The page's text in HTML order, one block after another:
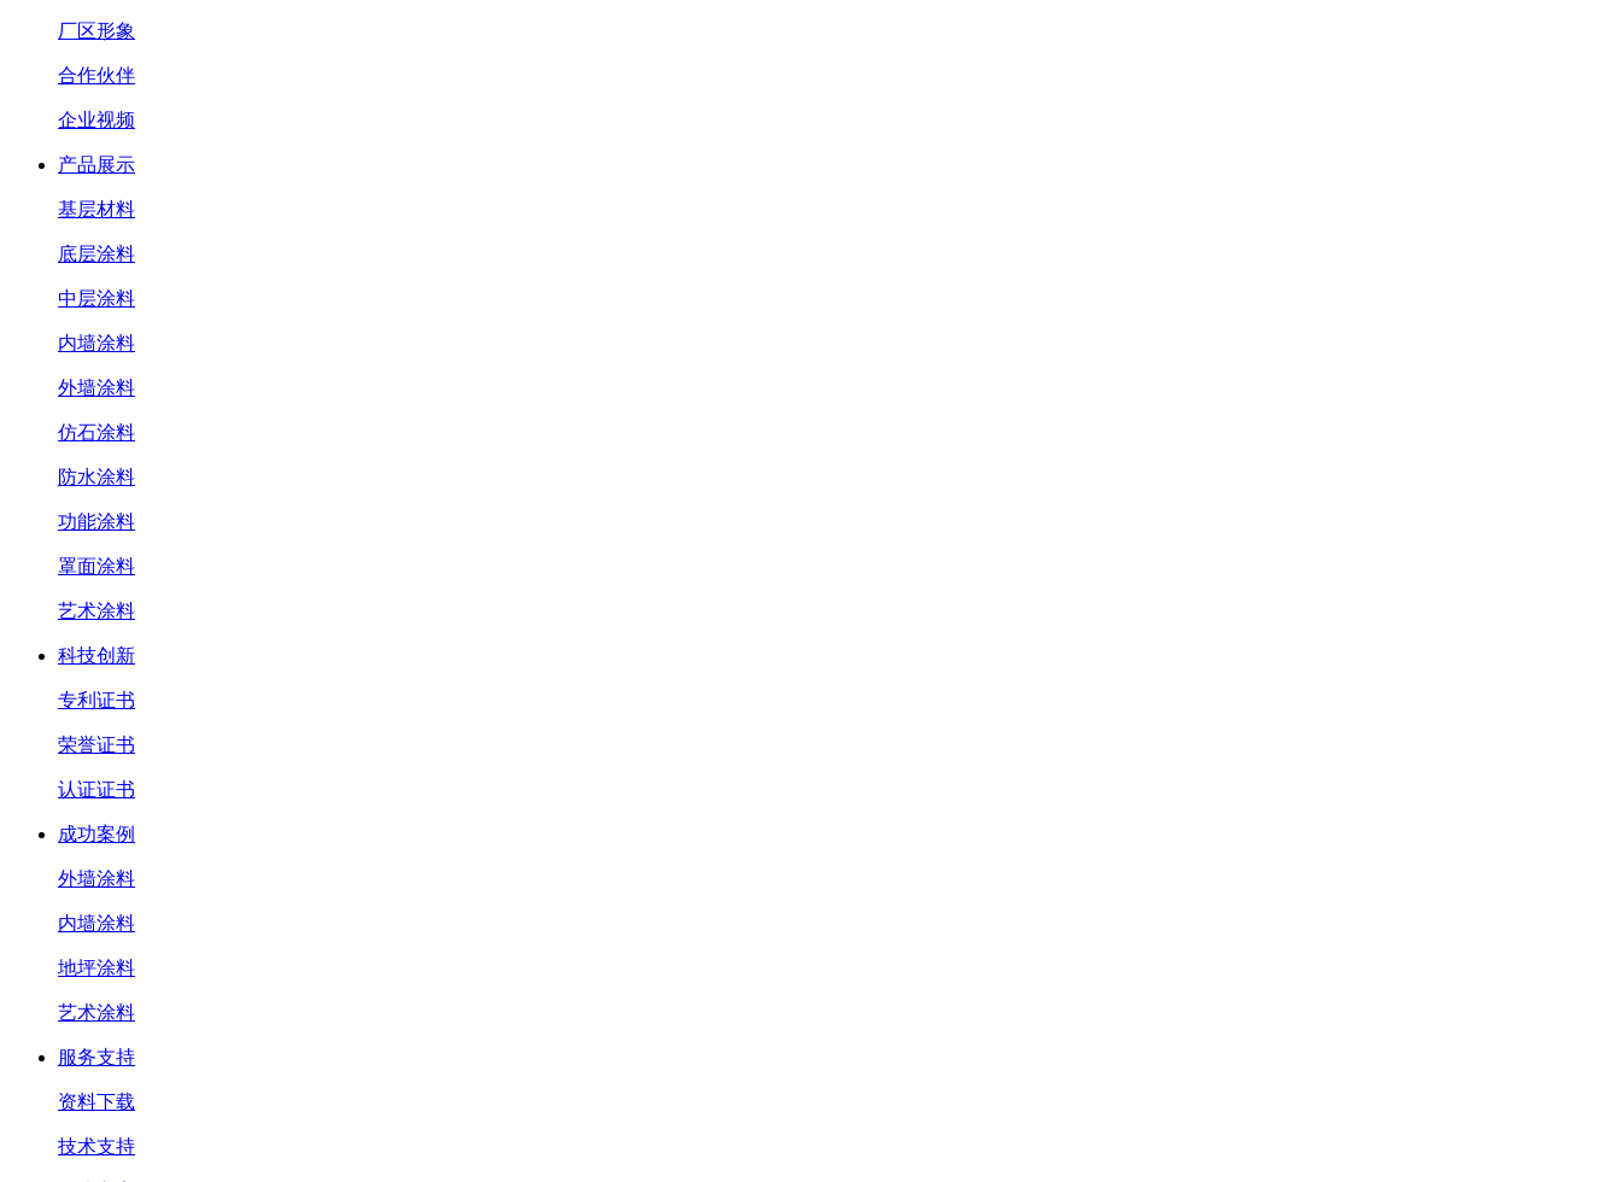
厂区形象
合作伙伴
企业视频
产品展示
基层材料
底层涂料
中层涂料
内墙涂料
外墙涂料
仿石涂料
防水涂料
功能涂料
罩面涂料
艺术涂料
科技创新
专利证书
荣誉证书
认证证书
成功案例
外墙涂料
内墙涂料
地坪涂料
艺术涂料
服务支持
资料下载
技术支持